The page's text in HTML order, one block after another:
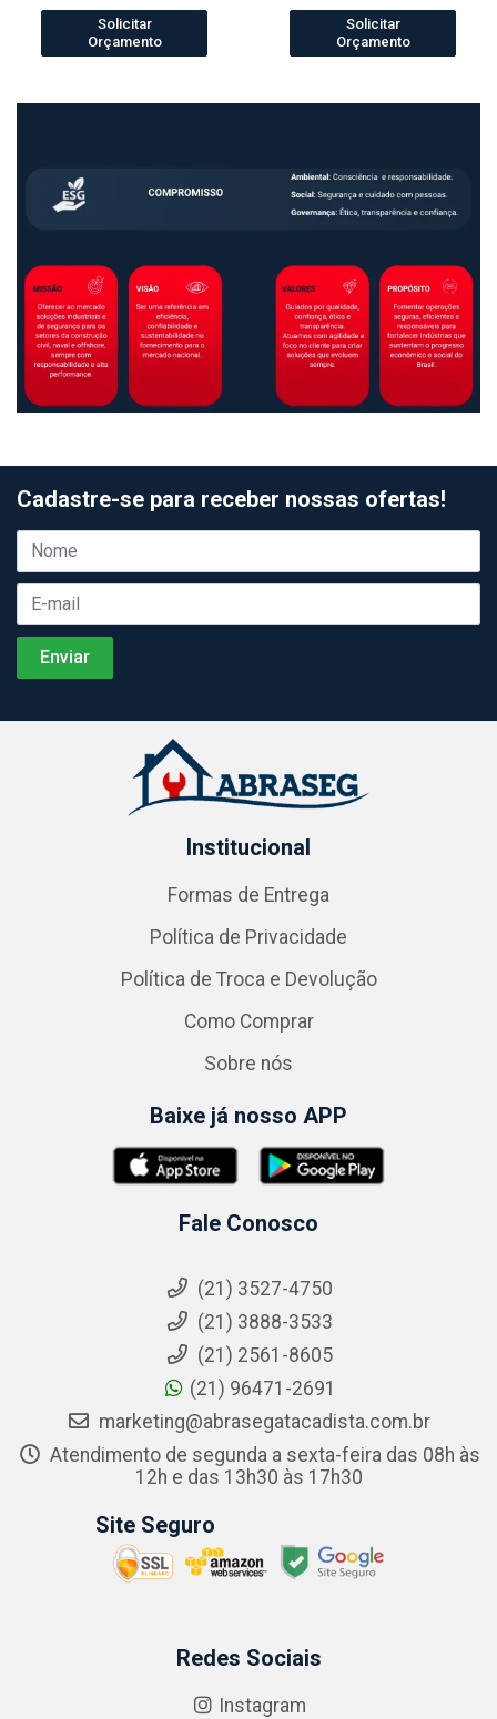
Solicitar
Orçamento
Solicitar
Orçamento
Cadastre-se para receber nossas ofertas!
Institucional
Formas de Entrega
Política de Privacidade
Política de Troca e Devolução
Como Comprar
Sobre nós
Baixe já nosso APP
Fale Conosco
(21) 3527-4750
(21) 3888-3533
(21) 2561-8605
(21) 96471-2691
marketing@abrasegatacadista.com.br
Atendimento de segunda a sexta-feira das 08h às
12h e das 13h30 às 17h30
Site Seguro
Redes Sociais
Instagram